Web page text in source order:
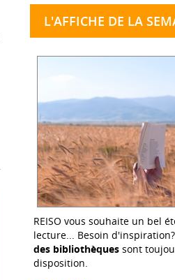
L'AFFICHE DE LA
REISO vous souhaite un bel
lecture... Besoin
des bibliothèques sont
disposition.